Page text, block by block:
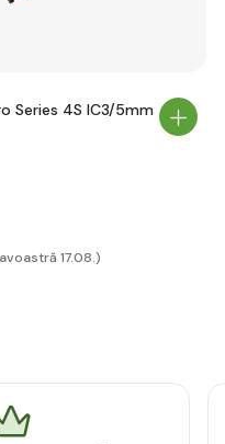
Series 4S IC3/5mm
17.08.)